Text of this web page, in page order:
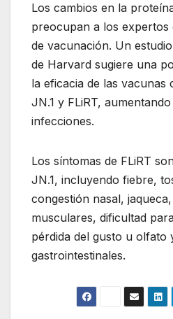
Los cambios en la
preocupan a los expertos
de vacunación. Un
de Harvard sugiere una
la eficacia de las vacunas
JN.1 y FLiRT,
infecciones.
Los síntomas de FLiRT
JN.1, incluyendo fiebre,
congestión nasal,
musculares, dificultad
pérdida del gusto u olfato
gastrointestinales.